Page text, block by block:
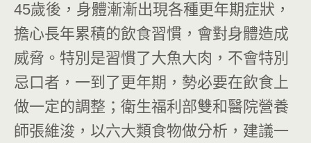
45歲後，身體漸漸出現各種更年期症狀，
擔心長年累積的飲食習慣，會對身體造成
威脅。特別是習慣了大魚大肉，不會特別
忌口者，一到了更年期，勢必要在飲食上
做一定的調整；衛生福利部雙和醫院營養
師張維浚，以六大類食物做分析，建議一